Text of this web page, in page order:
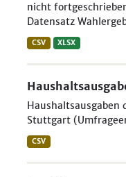
nicht
Datensatz
CSV XLSX
Haushaltsausgaben
Stuttgart
CSV